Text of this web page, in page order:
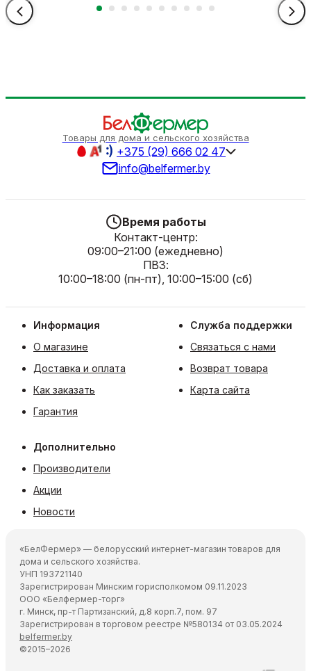
Товары для дома и сельского хозяйства
+375 (29) 666 02 47
info@belfermer.by
Время работы
Контакт-центр:
09:00–21:00 (ежедневно)
ПВЗ:
10:00–18:00 (пн-пт), 10:00–15:00 (сб)
Информация
О магазине
Доставка и оплата
Как заказать
Гарантия
Служба поддержки
Связаться с нами
Возврат товара
Карта сайта
Дополнительно
Производители
Акции
Новости
«БелФермер» — белорусский интернет-магазин товаров для
дома и сельского хозяйства.
УНП 193721140
Зарегистрирован Минским горисполкомом 09.11.2023
ООО «Белфермер-торг»
г. Минск, пр-т Партизанский, д.8 корп.7, пом. 97
Зарегистрирован в торговом реестре №580134 от 03.05.2024
belfermer.by
©2015–2026